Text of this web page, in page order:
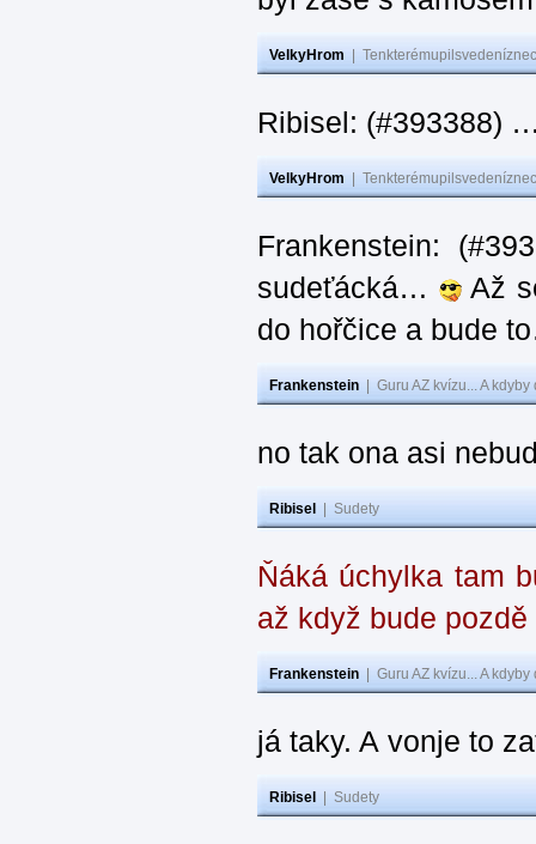
VelkyHrom
Ribisel: (#393388)
VelkyHrom
Frankenstein:
sudeťácká…
Až
do hořčice a bude
Frankenstein Guru AZ kvízu... A
no tak ona asi
Ribisel Sudety
Ňáká úchylka tam
až když bude pozdě
Frankenstein Guru AZ kvízu... A
já taky. A vonje to
Ribisel Sudety